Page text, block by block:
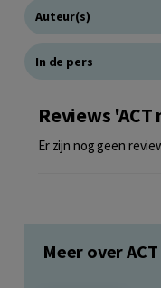
Auteur(s)
In de pers
Reviews
Er zijn nog geen
Meer over ACT